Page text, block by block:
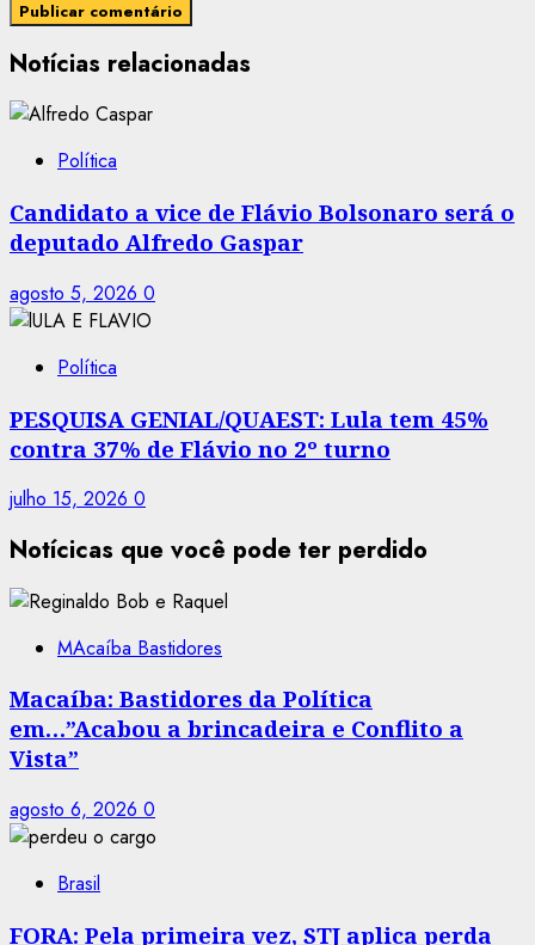
Notícias relacionadas
Política
Candidato a vice de Flávio Bolsonaro será o
deputado Alfredo Gaspar
agosto 5, 2026 0
Política
PESQUISA GENIAL/QUAEST: Lula tem 45%
contra 37% de Flávio no 2º turno
julho 15, 2026 0
Notícicas que você pode ter perdido
MAcaíba Bastidores
Macaíba: Bastidores da Política
em…”Acabou a brincadeira e Conflito a
Vista”
agosto 6, 2026 0
Brasil
FORA: Pela primeira vez, STJ aplica perda